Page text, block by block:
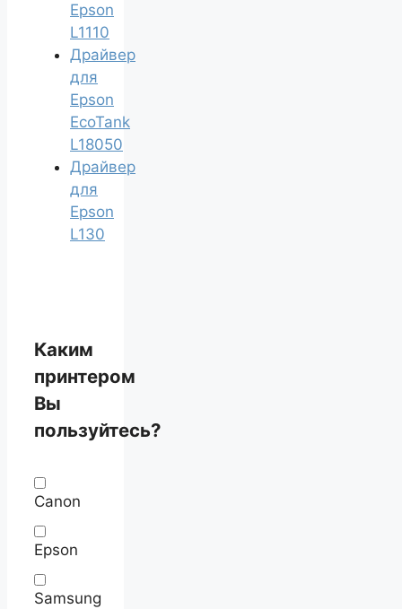
Epson
L1110
Драйвер
для
Epson
EcoTank
L18050
Драйвер
для
Epson
L130
Каким
принтером
Вы
пользуйтесь?
Canon
Epson
Samsung